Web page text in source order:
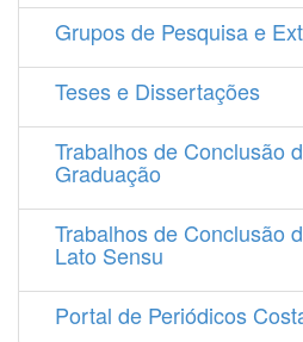
Grupos de Pesquisa e
Teses e Dissertações
Trabalhos de Conclusão
Graduação
Trabalhos de Conclusão
Lato Sensu
Portal de Periódicos